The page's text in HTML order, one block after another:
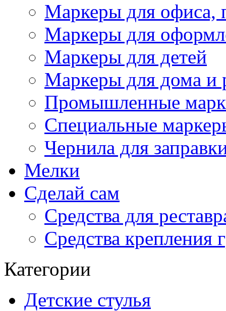
Маркеры для офиса,
Маркеры для
Маркеры для детей
Маркеры для дома и
Промышленные
Специальные
Чернила для
Мелки
Сделай сам
Средства для
Средства крепления
Категории
Детские стулья